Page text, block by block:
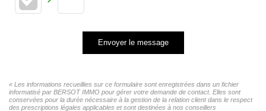
Envoyer le message
« Les informations recueillies sur ce formulaire sont enregistrées dans un fichier
informatisé par BERSOT IMMO pour gérer votre demande de contact. Elles sont
conservées pour la durée nécessaire à la gestion de la relation client dans le respect
des prescriptions légales applicables et sont destinées à nos conseillers